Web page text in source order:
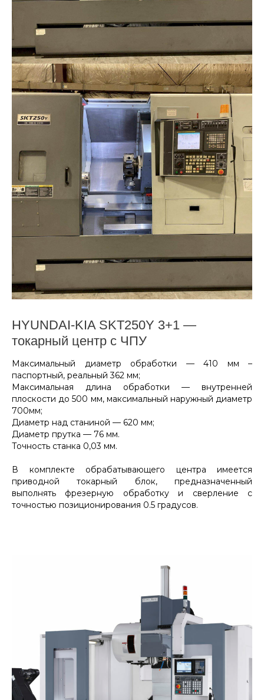
HYUNDAI-KIA SKT250Y 3+1 —
токарный центр с ЧПУ
Максимальный диаметр обработки — 410 мм –
паспортный, реальный 362 мм;
Максимальная длина обработки — внутренней
плоскости до 500 мм, максимальный наружный диаметр
700мм;
Диаметр над станиной — 620 мм;
Диаметр прутка — 76 мм.
Точность станка 0,03 мм.
В комплекте обрабатывающего центра имеется
приводной токарный блок, предназначенный
выполнять фрезерную обработку и сверление с
точностью позиционирования 0.5 градусов.